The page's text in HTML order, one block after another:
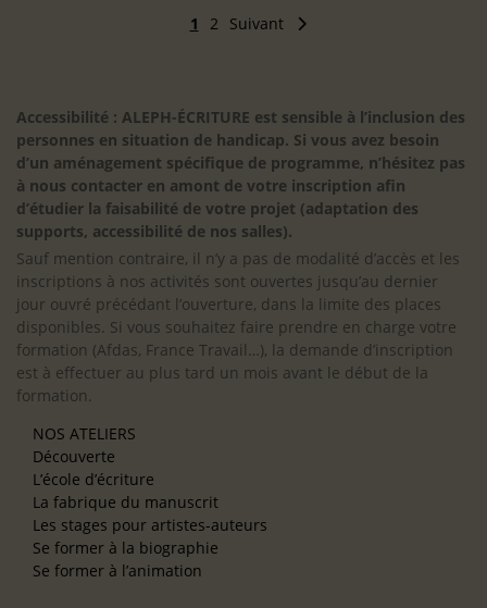
1 2 Suivant
Accessibilité : ALEPH-ÉCRITURE est sensible à l’inclusion des
personnes en situation de handicap. Si vous avez besoin
d’un aménagement spécifique de programme, n’hésitez pas
à nous contacter en amont de votre inscription afin
d’étudier la faisabilité de votre projet (adaptation des
supports, accessibilité de nos salles).
Sauf mention contraire, il n’y a pas de modalité d’accès et les
inscriptions à nos activités sont ouvertes jusqu’au dernier
jour ouvré précédant l’ouverture, dans la limite des places
disponibles. Si vous souhaitez faire prendre en charge votre
formation (Afdas, France Travail…), la demande d’inscription
est à effectuer au plus tard un mois avant le début de la
formation.
NOS ATELIERS
Découverte
L’école d’écriture
La fabrique du manuscrit
Les stages pour artistes-auteurs
Se former à la biographie
Se former à l’animation